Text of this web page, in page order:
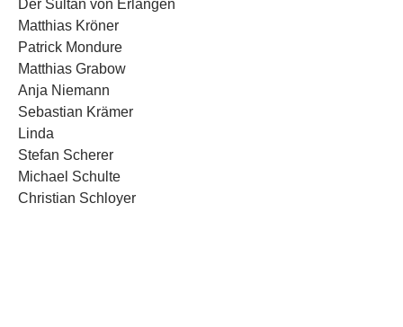
Der Sultan von Erlangen
Matthias Kröner
Patrick Mondure
Matthias Grabow
Anja Niemann
Sebastian Krämer
Linda
Stefan Scherer
Michael Schulte
Christian Schloyer